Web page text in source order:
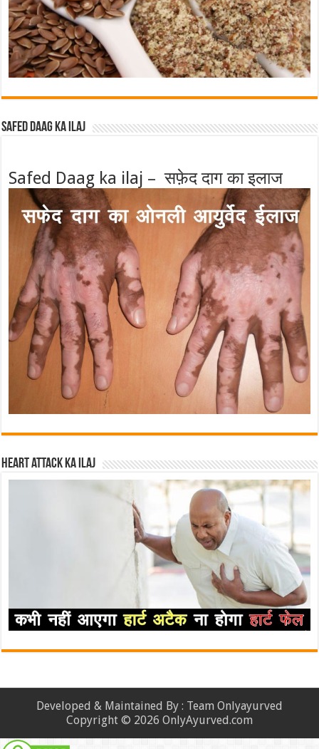
Safed Daag ka ilaj
Safed Daag ka ilaj – सफ़ेद दाग का इलाज
Heart attack ka ilaj
Developed & Maintained By : Team Onlyayurved
Copyright © 2026 OnlyAyurved.com